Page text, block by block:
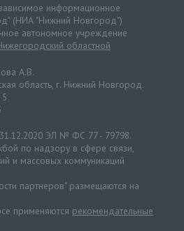
информационное
(НИА "Нижний Новгород")
автономное учреждение
областной
А.В.
область, г. Нижний Новгород.
ЭЛ № ФС 77 - 79798.
по надзору в сфере связи,
и массовых коммуникаций
партнеров" размещаются на
применяются рекомендательные